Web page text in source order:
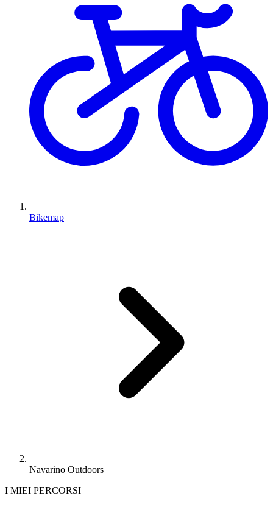
Bikemap
Navarino Outdoors
I MIEI PERCORSI